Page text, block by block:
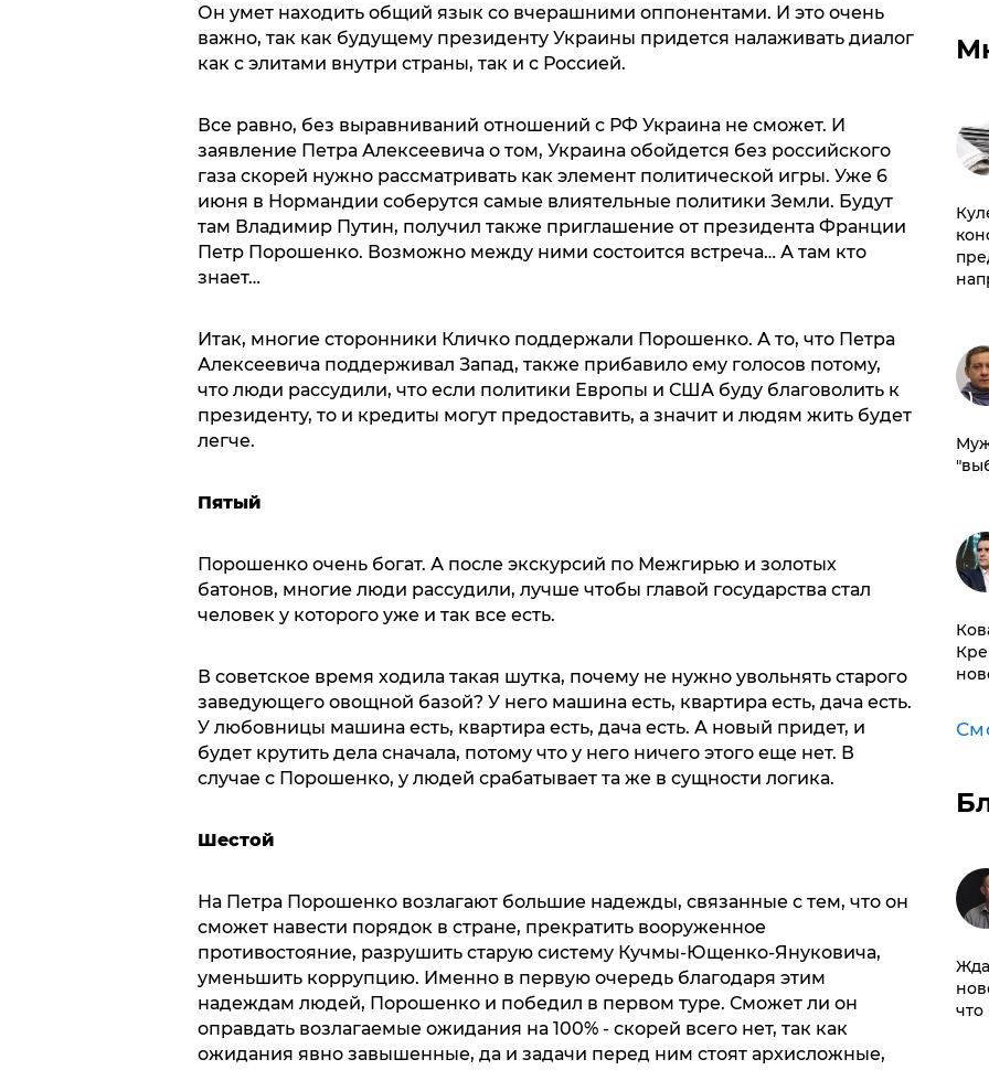
Он умет находить общий язык со вчерашними оппонентами. И это очень
важно, так как будущему президенту Украины придется налаживать диалог
как с элитами внутри страны, так и с Россией.
Все равно, без выравниваний отношений с РФ Украина не сможет. И
заявление Петра Алексеевича о том, Украина обойдется без российского
газа скорей нужно рассматривать как элемент политической игры. Уже 6
июня в Нормандии соберутся самые влиятельные политики Земли. Будут
там Владимир Путин, получил также приглашение от президента Франции
Петр Порошенко. Возможно между ними состоится встреча… А там кто
знает…
Итак, многие сторонники Кличко поддержали Порошенко. А то, что Петра
Алексеевича поддерживал Запад, также прибавило ему голосов потому,
что люди рассудили, что если политики Европы и США буду благоволить к
президенту, то и кредиты могут предоставить, а значит и людям жить будет
легче.
Пятый
Порошенко очень богат. А после экскурсий по Межгирью и золотых
батонов, многие люди рассудили, лучше чтобы главой государства стал
человек у которого уже и так все есть.
В советское время ходила такая шутка, почему не нужно увольнять старого
заведующего овощной базой? У него машина есть, квартира есть, дача есть.
У любовницы машина есть, квартира есть, дача есть. А новый придет, и
будет крутить дела сначала, потому что у него ничего этого еще нет. В
случае с Порошенко, у людей срабатывает та же в сущности логика.
Шестой
На Петра Порошенко возлагают большие надежды, связанные с тем, что он
сможет навести порядок в стране, прекратить вооруженное
противостояние, разрушить старую систему Кучмы-Ющенко-Януковича,
уменьшить коррупцию. Именно в первую очередь благодаря этим
надеждам людей, Порошенко и победил в первом туре. Сможет ли он
оправдать возлагаемые ожидания на 100% - скорей всего нет, так как
ожидания явно завышенные, да и задачи перед ним стоят архисложные,
что